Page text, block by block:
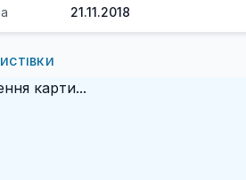
21.11.2018
карти...